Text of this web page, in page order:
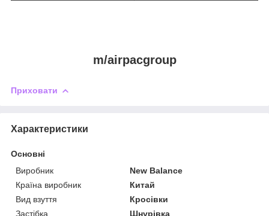
m/airpacgroup
Приховати
Характеристики
Основні
Виробник
New Balance
Країна виробник
Китай
Вид взуття
Кросівки
Застібка
Шнурівка